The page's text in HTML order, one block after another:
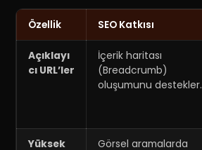
Özellik SEO Katkısı
Açıklayı
cı URL’ler
İçerik haritası
(Breadcrumb)
oluşumunu destekler.
Yüksek Görsel aramalarda